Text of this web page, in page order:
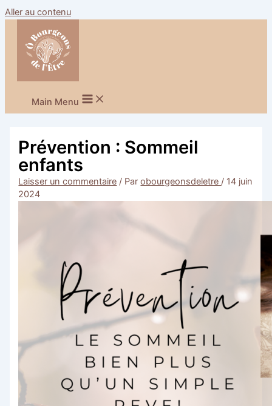
Aller au contenu
Main Menu
Prévention : Sommeil
enfants
Laisser un commentaire / Parobourgeonsdeletre / 14 juin
2024